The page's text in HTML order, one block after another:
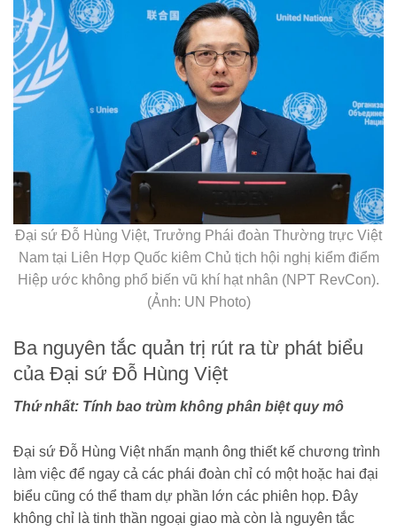
Đại sứ Đỗ Hùng Việt, Trưởng Phái đoàn Thường trực Việt
Nam tại Liên Hợp Quốc kiêm Chủ tịch hội nghị kiểm điểm
Hiệp ước không phổ biến vũ khí hạt nhân (NPT RevCon).
(Ảnh: UN Photo)
Ba nguyên tắc quản trị rút ra từ phát biểu
của Đại sứ Đỗ Hùng Việt
Thứ nhất: Tính bao trùm không phân biệt quy mô
Đại sứ Đỗ Hùng Việt nhấn mạnh ông thiết kế chương trình
làm việc để ngay cả các phái đoàn chỉ có một hoặc hai đại
biểu cũng có thể tham dự phần lớn các phiên họp. Đây
không chỉ là tinh thần ngoại giao mà còn là nguyên tắc